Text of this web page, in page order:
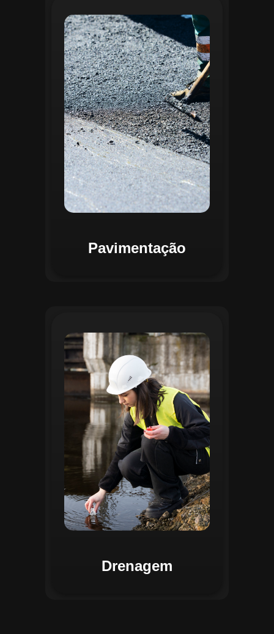
Pavimentação
Na Gestão de Pavimentação, o Regente
oferece ferramentas para mapear, avaliar
e monitorar a infraestrutura viária. O
sistema permite registrar condições dos
pavimentos, identificar áreas críticas e
planejar ações de manutenção preventiva
e corretiva. Com o auxílio do
geoprocessamento, é possível gerar
mapas detalhados que facilitam a
priorização de intervenções, otimizando
recursos e assegurando maior
durabilidade das vias. Relatórios
personalizáveis garantem transparência e
suporte na tomada de decisões
estratégicas.
Drenagem
O módulo de Gestão de Drenagem do
Regente aplica o geoprocessamento para
mapear redes de drenagem subterrâneas
e superficiais. A plataforma permite
identificar pontos de alagamento, planejar
intervenções e monitorar a eficiência das
estruturas de drenagem. Com análises
baseadas em dados coletados, o sistema
contribui para o planejamento urbano
sustentável, reduzindo riscos de
enchentes e otimizando a alocação de
recursos. Relatórios visuais facilitam a
comunicação dos resultados e o
acompanhamento dos projetos de
melhoria.